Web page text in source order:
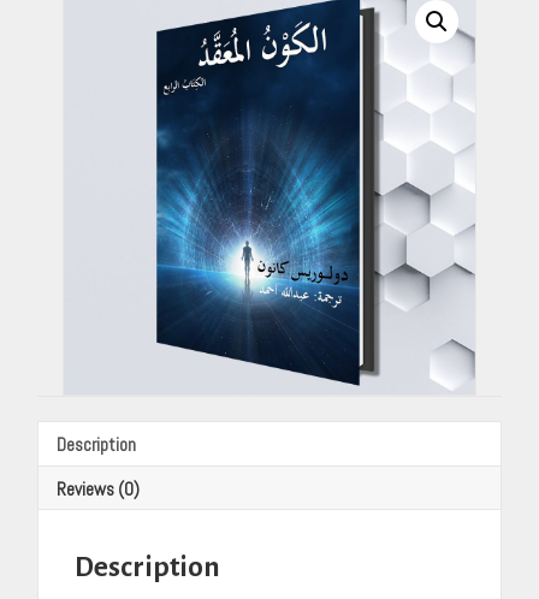
Description
Reviews (0)
Description